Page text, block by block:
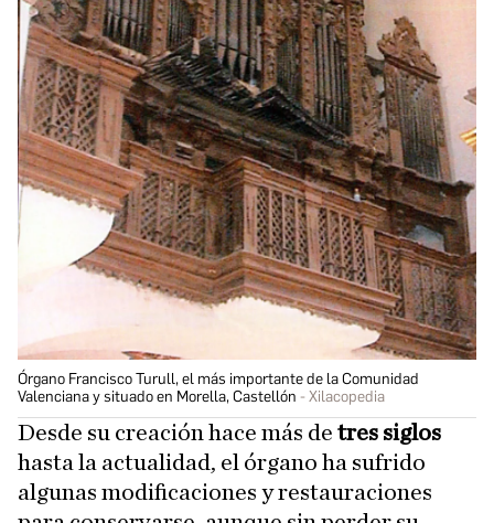
Órgano Francisco Turull, el más importante de la Comunidad
Valenciana y situado en Morella, Castellón
Xilacopedia
Desde su creación hace más de tres siglos
hasta la actualidad, el órgano ha sufrido
algunas modificaciones y restauraciones